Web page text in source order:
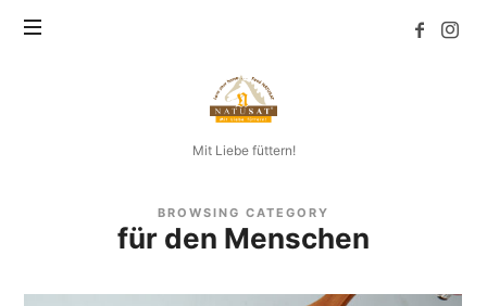
Natusat
Mit Liebe füttern!
BROWSING CATEGORY
für den Menschen